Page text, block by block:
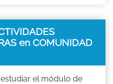
en COMUNIDAD
el módulo de